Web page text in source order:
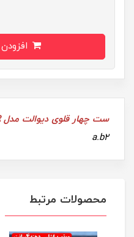
ست چهار قلوی دیوالت مدل XR.
a.b2
محصولات مرتبط